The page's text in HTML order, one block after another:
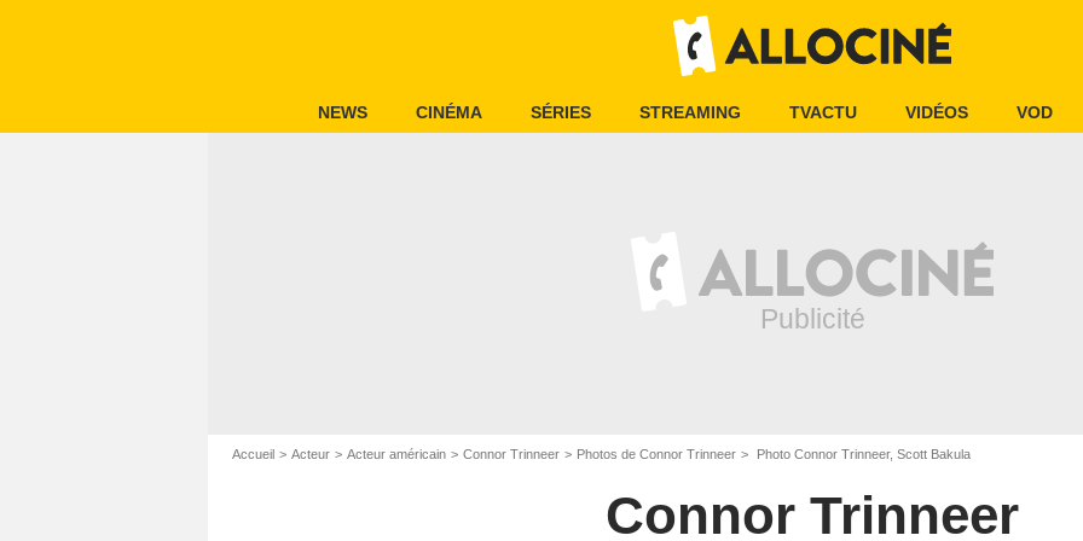
NEWS CINÉMA SÉRIES STREAMING TVACTU VIDÉOS VOD
Accueil Acteur Acteur américain Connor Trinneer Photos de Connor Trinneer Photo Connor Trinneer, Scott Bakula
Connor Trinneer